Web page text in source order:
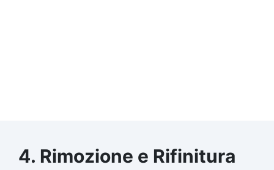
4. Rimozione e Rifinitura